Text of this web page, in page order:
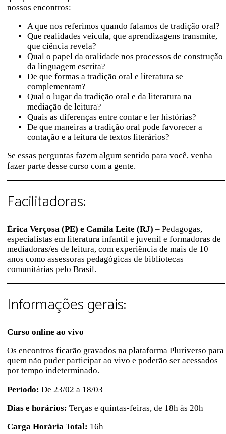
nossos encontros:
A que nos referimos quando falamos de tradição oral?
Que realidades veicula, que aprendizagens transmite,
que ciência revela?
Qual o papel da oralidade nos processos de construção
da linguagem escrita?
De que formas a tradição oral e literatura se
complementam?
Qual o lugar da tradição oral e da literatura na
mediação de leitura?
Quais as diferenças entre contar e ler histórias?
De que maneiras a tradição oral pode favorecer a
contação e a leitura de textos literários?
Se essas perguntas fazem algum sentido para você, venha
fazer parte desse curso com a gente.
Facilitadoras:
Érica Verçosa (PE) e Camila Leite (RJ)– Pedagogas,
especialistas em literatura infantil e juvenil e formadoras de
mediadoras/es de leitura, com experiência de mais de 10
anos como assessoras pedagógicas de bibliotecas
comunitárias pelo Brasil.
Informações gerais:
Curso online ao vivo
Os encontros ficarão gravados na plataforma Pluriverso para
quem não puder participar ao vivo e poderão ser acessados
por tempo indeterminado.
Período:De 23/02 a 18/03
Dias e horários: Terças e quintas-feiras, de 18h às 20h
Carga Horária Total: 16h